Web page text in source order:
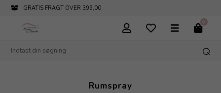
GRATIS FRAGT OVER 399,00
0
Rumspray